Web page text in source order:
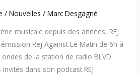
/Nouvelles /Marc Desgagné
musicale depuis des années, REJ
Rej Against Le Matin de 6h à
de la station de radio BLVD
dans son podcast REJ